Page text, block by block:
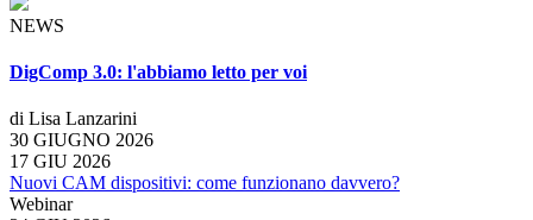
NEWS
DigComp 3.0: l'abbiamo letto per voi
di Lisa Lanzarini
30 GIUGNO 2026
17 GIU 2026
Nuovi CAM dispositivi: come funzionano davvero?
Webinar